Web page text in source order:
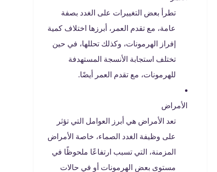
تطرأ بعض التغييرات على الغدد بصفة
عامة، مع تقدم العمر، أبرزها اختلاف كمية
إفراز الهرمونات، وكذلك تحللها، في حين
تختلف استجابة الأنسجة المستهدفة
للهرمونات، مع تقدم العمر أيضًا.
الأمراض
تعد الأمراض هي أبرز العوامل التي تؤثر
على وظيفة الغدد الصماء، خاصة الأمراض
المزمنة، التي تسبب ارتفاعًا ملحوظًا في
مستوى بعض الهرمونات أو في حالات